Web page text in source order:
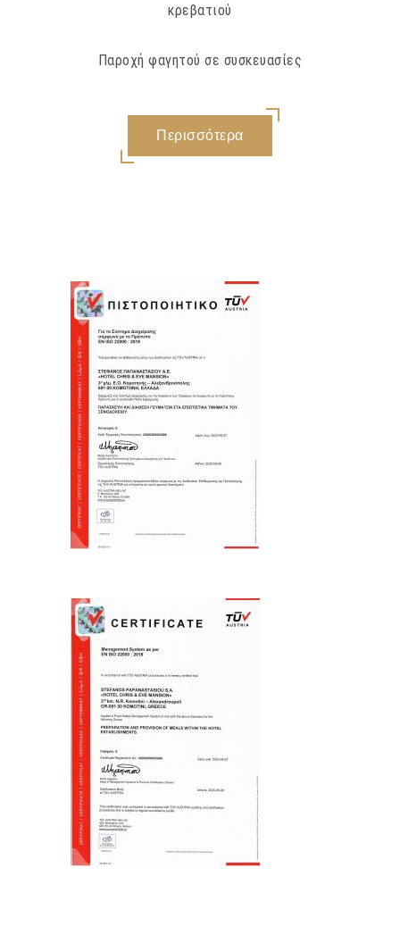
κρεβατιού
Παροχή φαγητού σε συσκευασίες
Περισσότερα